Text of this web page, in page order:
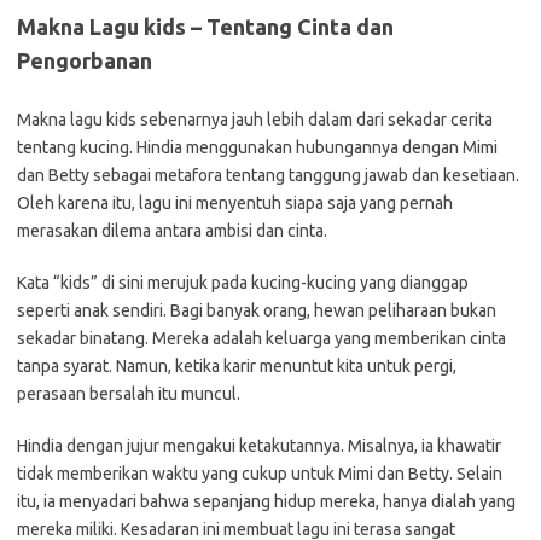
Makna Lagu kids – Tentang Cinta dan
Pengorbanan
Makna lagu kids sebenarnya jauh lebih dalam dari sekadar cerita
tentang kucing. Hindia menggunakan hubungannya dengan Mimi
dan Betty sebagai metafora tentang tanggung jawab dan kesetiaan.
Oleh karena itu, lagu ini menyentuh siapa saja yang pernah
merasakan dilema antara ambisi dan cinta.
Kata “kids” di sini merujuk pada kucing-kucing yang dianggap
seperti anak sendiri. Bagi banyak orang, hewan peliharaan bukan
sekadar binatang. Mereka adalah keluarga yang memberikan cinta
tanpa syarat. Namun, ketika karir menuntut kita untuk pergi,
perasaan bersalah itu muncul.
Hindia dengan jujur mengakui ketakutannya. Misalnya, ia khawatir
tidak memberikan waktu yang cukup untuk Mimi dan Betty. Selain
itu, ia menyadari bahwa sepanjang hidup mereka, hanya dialah yang
mereka miliki. Kesadaran ini membuat lagu ini terasa sangat